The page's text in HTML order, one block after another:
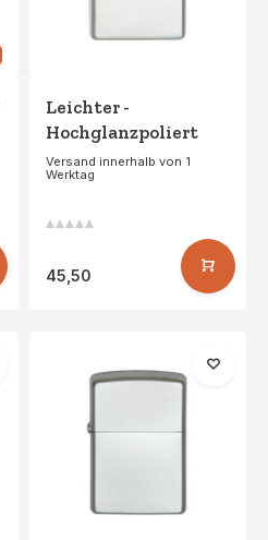
Leichter -
Hochglanzpoliert
Versand innerhalb von 1
Werktag
45,50